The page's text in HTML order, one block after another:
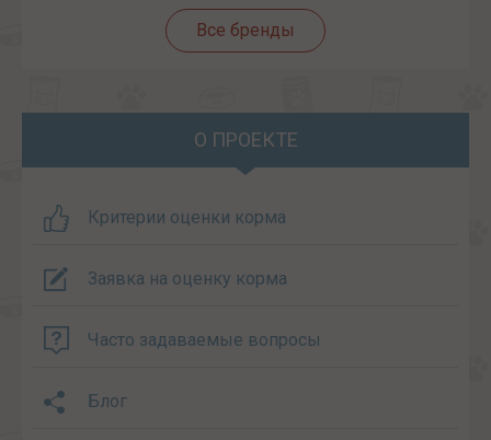
Все бренды
О ПРОЕКТЕ
Критерии оценки корма
Заявка на оценку корма
Часто задаваемые вопросы
Блог